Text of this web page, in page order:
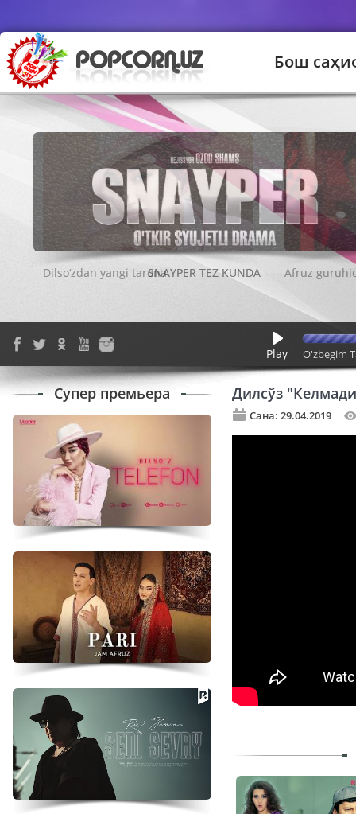
Бош
SNAYPER TEZ KUNDA
Play O'zbegim
Дилсўз
Сана: 29.04.2019
Супер премьера